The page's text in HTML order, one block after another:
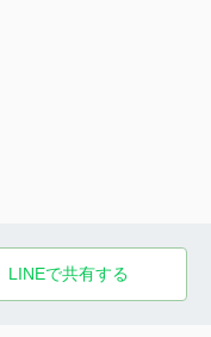
LINEで共有する